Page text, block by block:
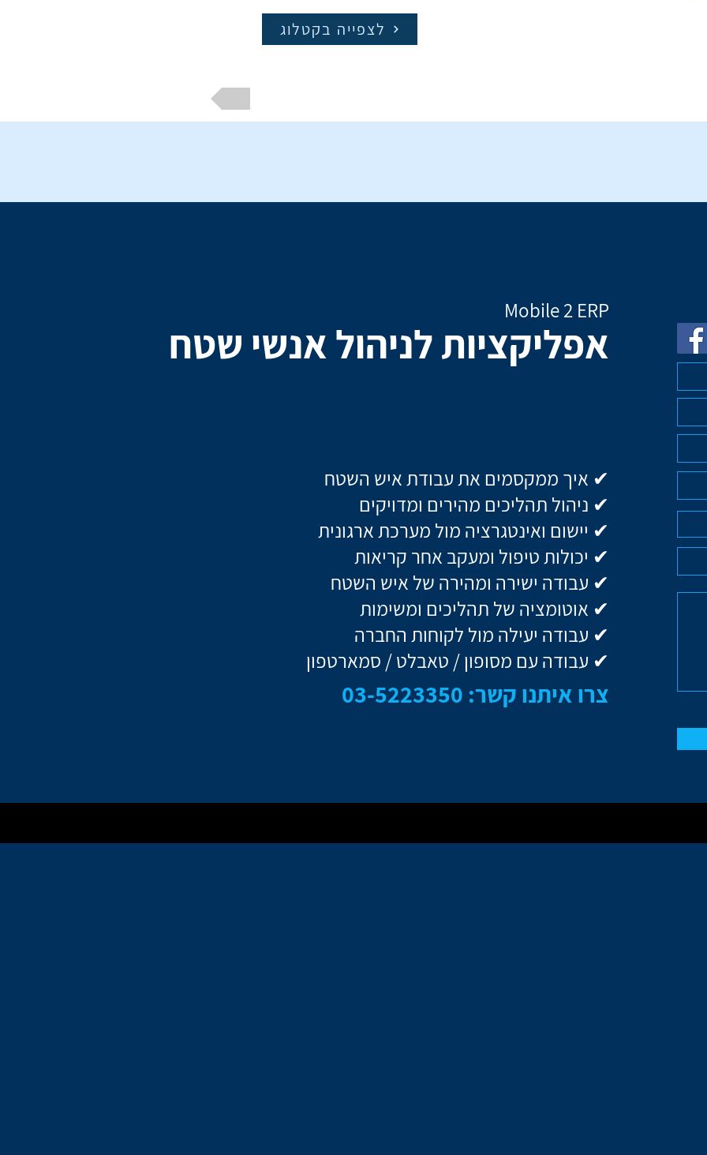
לצפייה בקטלוג
Mobile 2 ERP
אפליקציות לניהול אנשי שטח
✔ איך ממקסמים את עבודת איש השטח
✔ ניהול תהליכים מהירים ומדויקים
✔ יישום ואינטגרציה מול מערכת ארגונית
✔ יכולות טיפול ומעקב אחר קריאות
✔ עבודה ישירה ומהירה של איש השטח
✔ אוטומציה של תהליכים ומשימות
✔ עבודה יעילה מול לקוחות החברה
✔ עבודה עם מסופון / טאבלט / סמארטפון
צרו איתנו קשר: 03-5223350